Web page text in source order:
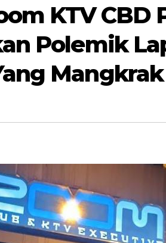
KTV CBD
Polemik
Mangkrak